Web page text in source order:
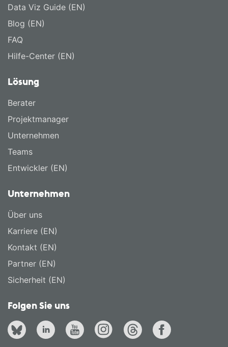
Data Viz Guide (EN)
Blog (EN)
FAQ
Hilfe-Center (EN)
Lösung
Berater
Projektmanager
Unternehmen
Teams
Entwickler (EN)
Unternehmen
Über uns
Karriere (EN)
Kontakt (EN)
Partner (EN)
Sicherheit (EN)
Folgen Sie uns